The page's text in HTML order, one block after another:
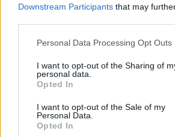
Downstream Participants that may
Personal Data Processing Opt Outs
I want to opt-out of the Sharing of
personal data.
Opted In
I want to opt-out of the Sale of my
Personal Data.
Opted In
user6532
być w ciąży? Tabletki biorę już
czasu aktualnie przyjmuję